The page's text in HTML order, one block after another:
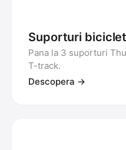
Suporturi
Pana la 3 suporturi
T-track.
Descopera →